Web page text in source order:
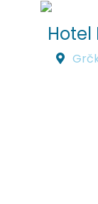
Hotel